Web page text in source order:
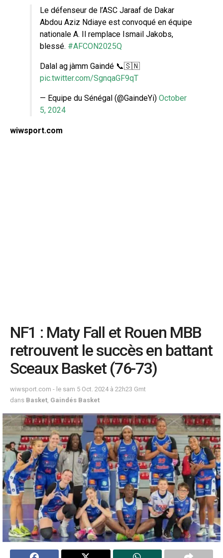
Le défenseur de l’ASC Jaraaf de Dakar
Abdou Aziz Ndiaye est convoqué en équipe
nationale A. Il remplace Ismail Jakobs,
blessé. #AFCON2025Q
Dalal ag jàmm Gaindé 📞🇸🇳
pic.twitter.com/SgnqaGF9qT
— Equipe du Sénégal (@GaindeYi) October
5, 2024
wiwsport.com
NF1 : Maty Fall et Rouen MBB
retrouvent le succès en battant
Sceaux Basket (76-73)
wiwsport.com - le sam 5 Oct. 2024 à 22h23 Gmt
dans Basket, Gaindés Basket